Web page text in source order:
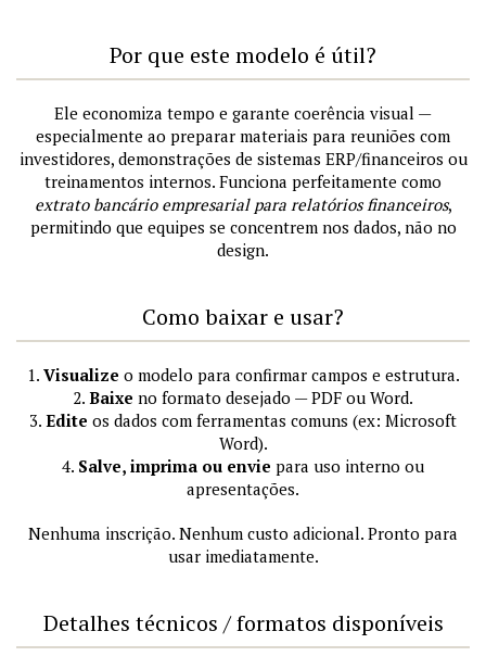
Por que este modelo é útil?
Ele economiza tempo e garante coerência visual —
especialmente ao preparar materiais para reuniões com
investidores, demonstrações de sistemas ERP/financeiros ou
treinamentos internos. Funciona perfeitamente como
extrato bancário empresarial para relatórios financeiros,
permitindo que equipes se concentrem nos dados, não no
design.
Como baixar e usar?
1. Visualize o modelo para confirmar campos e estrutura.
2. Baixe no formato desejado — PDF ou Word.
3. Edite os dados com ferramentas comuns (ex: Microsoft
Word).
4. Salve, imprima ou envie para uso interno ou
apresentações.
Nenhuma inscrição. Nenhum custo adicional. Pronto para
usar imediatamente.
Detalhes técnicos / formatos disponíveis